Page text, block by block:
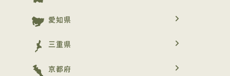
愛知県 navigate_next
三重県 navigate_next
京都府 navigate_next